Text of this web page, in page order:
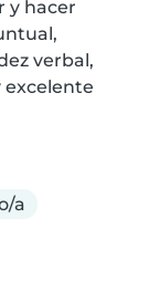
y hacer
verbal,
excelente
a